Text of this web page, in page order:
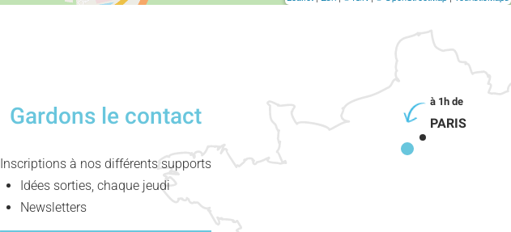
Gardons le contact
Inscriptions à nos différents supports
Idées sorties, chaque jeudi
Newsletters
PARIS